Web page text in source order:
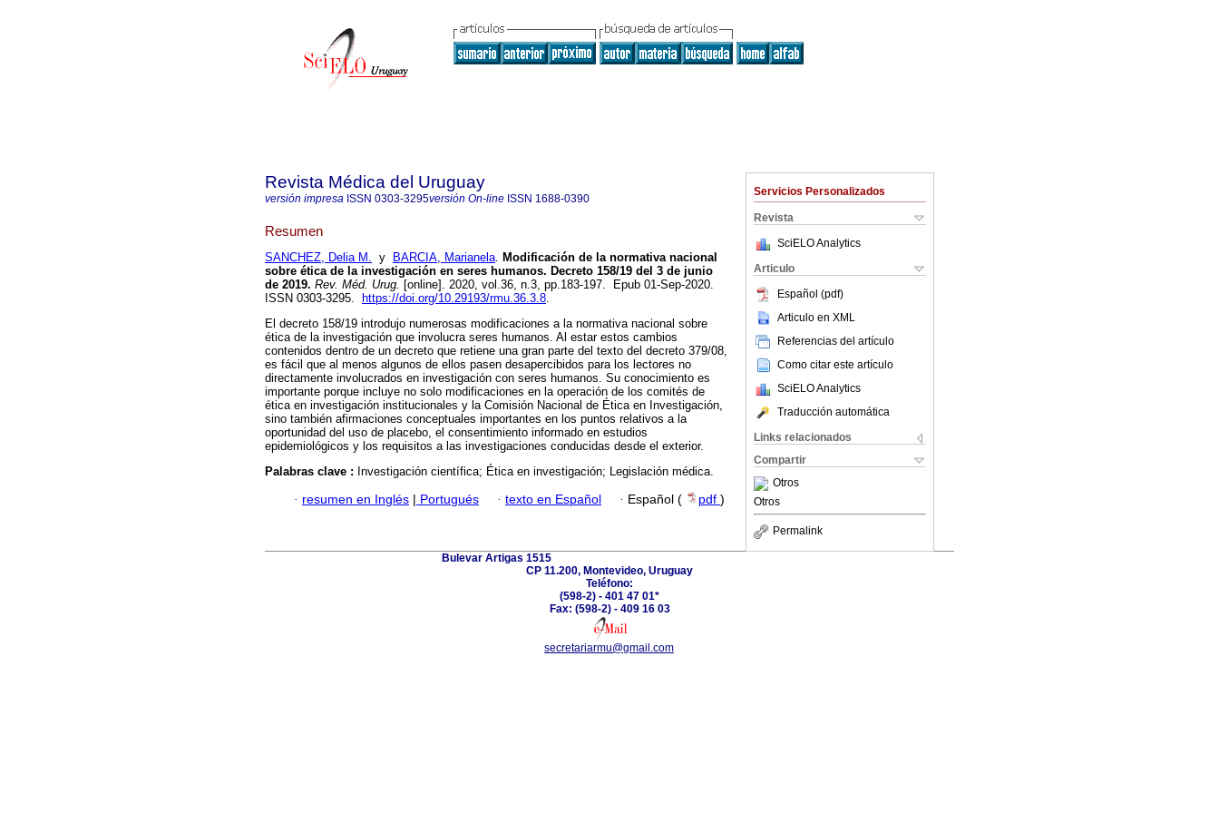
Servicios Personalizados
Revista
SciELO Analytics
Articulo
Español (pdf)
Articulo en XML
Referencias del artículo
Como citar este artículo
SciELO Analytics
Traducción automática
Links relacionados
Compartir
Otros
Otros
Permalink
Revista Médica del Uruguay
versión impresa ISSN 0303-3295versión On-line ISSN 1688-0390
Resumen
SANCHEZ, Delia M. y BARCIA, Marianela. Modificación de la normativa nacional
sobre ética de la investigación en seres humanos. Decreto 158/19 del 3 de junio
de 2019. Rev. Méd. Urug. [online]. 2020, vol.36, n.3, pp.183-197. Epub 01-Sep-2020.
ISSN 0303-3295.
https://doi.org/10.29193/rmu.36.3.8.
El decreto 158/19 introdujo numerosas modificaciones a la normativa nacional sobre
ética de la investigación que involucra seres humanos. Al estar estos cambios
contenidos dentro de un decreto que retiene una gran parte del texto del decreto 379/08,
es fácil que al menos algunos de ellos pasen desapercibidos para los lectores no
directamente involucrados en investigación con seres humanos. Su conocimiento es
importante porque incluye no solo modificaciones en la operación de los comités de
ética en investigación institucionales y la Comisión Nacional de Ética en Investigación,
sino también afirmaciones conceptuales importantes en los puntos relativos a la
oportunidad del uso de placebo, el consentimiento informado en estudios
epidemiológicos y los requisitos a las investigaciones conducidas desde el exterior.
Palabras clave : Investigación científica; Ética en investigación; Legislación médica.
· resumen en Inglés | Portugués · texto en Español · Español ( pdf )
Bulevar Artigas 1515
CP 11.200, Montevideo, Uruguay
Teléfono:
(598-2) - 401 47 01*
Fax: (598-2) - 409 16 03
secretariarmu@gmail.com